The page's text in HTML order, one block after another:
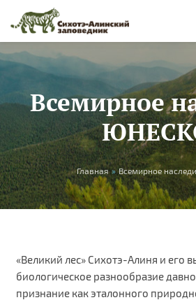
Перейти к основному содержанию
Всемирное
Вы здесь
Главная » Всемирное
«Великий лес» Сихотэ-Алиня и его
биологическое разнообразие
признание как эталонного